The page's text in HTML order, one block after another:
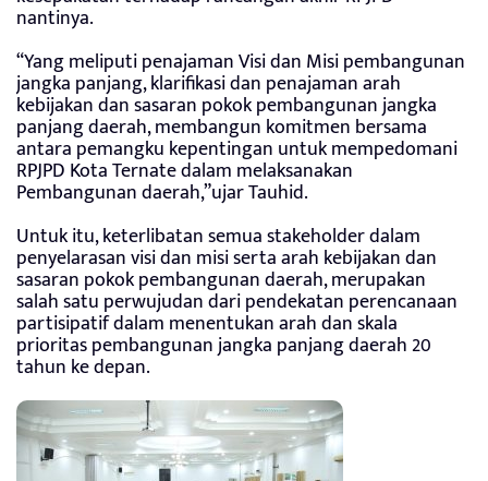
nantinya.
“Yang meliputi penajaman Visi dan Misi pembangunan
jangka panjang, klarifikasi dan penajaman arah
kebijakan dan sasaran pokok pembangunan jangka
panjang daerah, membangun komitmen bersama
antara pemangku kepentingan untuk mempedomani
RPJPD Kota Ternate dalam melaksanakan
Pembangunan daerah,”ujar Tauhid.
Untuk itu, keterlibatan semua stakeholder dalam
penyelarasan visi dan misi serta arah kebijakan dan
sasaran pokok pembangunan daerah, merupakan
salah satu perwujudan dari pendekatan perencanaan
partisipatif dalam menentukan arah dan skala
prioritas pembangunan jangka panjang daerah 20
tahun ke depan.